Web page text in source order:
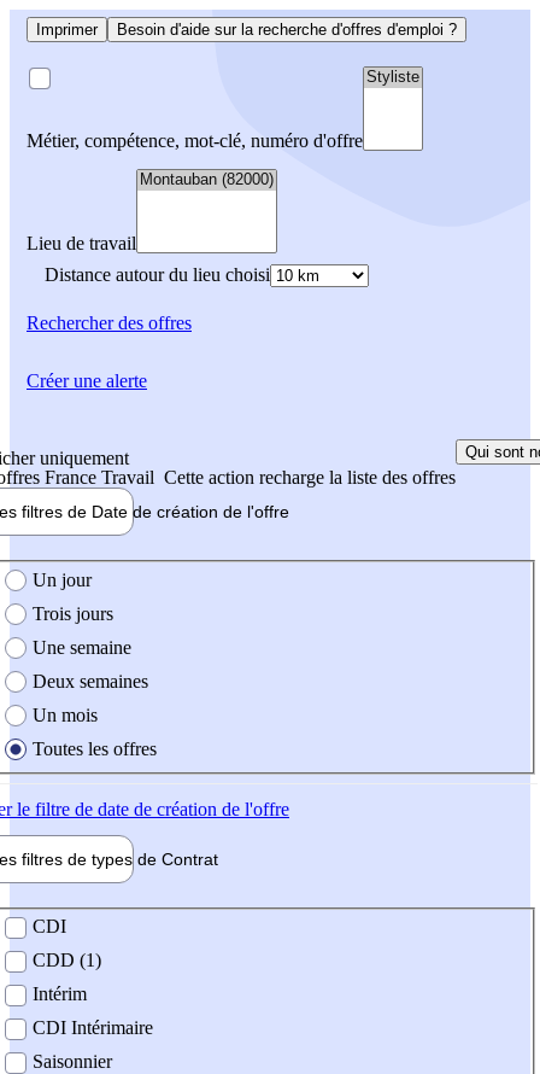
Imprimer Besoin d'aide sur la recherche d'offres d'emploi ?
Métier, compétence, mot-clé, numéro d'offre
Lieu de travail
Distance autour du lieu choisi
Rechercherdes offres
uniquement
France Travail Cette action recharge la liste des offres
Qui sont
filtres de Date de création de l'offre
création de l'offre
Un jour
Trois jours
Une semaine
Deux semaines
Un mois
Toutes les offres
le filtre de date de création de l'offre
filtres de types de Contrat
contrat
CDI
CDD (1)
Intérim
CDI Intérimaire
Saisonnier
Créer une alerte